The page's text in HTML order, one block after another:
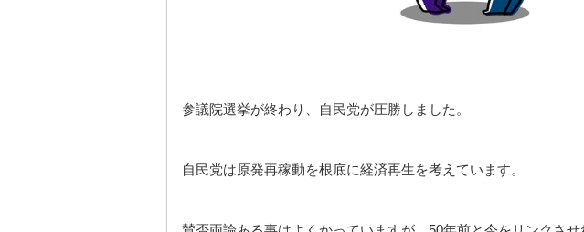
参議院選挙が終わり、自民党が圧勝しました。
自民党は原発再稼動を根底に経済再生を考えています。